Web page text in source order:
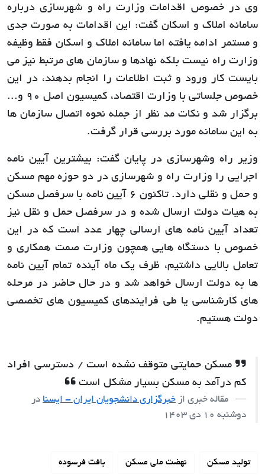
وی در خصوص اقدامات وزارت راه و شهرسازی درباره
سامانه املاک و اسکان گفت: این اقدامات به صورت جدی
و مستمر ادامه یافته اما سامانه املاک و اسکان فقط وظیفه
وزارت راه نیست بلکه نهادها و سازمان های مرتبط نیز می
بایست کار ورود و ثبت اطلاعات را انجام بدهند، در این
خصوص جلساتی با وزارت اقتصاد، کمیسیون اصل 90 و...
برگزار شد و نکات مد نظر از جمله نحوه اتصال سازمان ها
به این سامانه مورد بررسی قرار گرفت.
وزیر راه وشهرسازی در پایان گفت: بیشترین آیین نامه
اجرایی را وزارت راه و شهرسازی در دو حوزه مهم مسکن
و حمل و نقلی دارد. تاکنون 6 آیین نامه با سرفصل مسکن
به هیات دولت ارسال شده و در سرفصل حمل و نقل نیز
تعداد آیین نامه های ارسالی چهار عدد است که در این
خصوص با دستگاه هایی همچون وزارت صمت همکاری و
تعامل بالایی داشتیم، ظرف یک ماه آینده تمام آیین نامه
ها به دولت ارسال خواهد شد و در حال حاضر در مرحله
های کارشناسی یا طی فرایندهای کمیسیون های تخصصی
دولت هستیم.
مسکن حمایتی متوقف نشده است / دسترسی افراد
کم درآمد به مسکن بسیار مشکل است
مقاله خبری از خبرگزاری دانشجویان ایران - ایسنا در
دوشنبه 10 دی 1403
تولید مسکن نهضت ملی مسکن بافت فرسوده